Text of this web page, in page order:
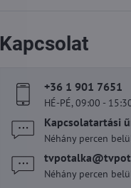
Kapcsolat
+36 1 901 7651
HÉ-PÉ, 09:00 -
Kapcsolatartási
Néhány percen
Néhány percen